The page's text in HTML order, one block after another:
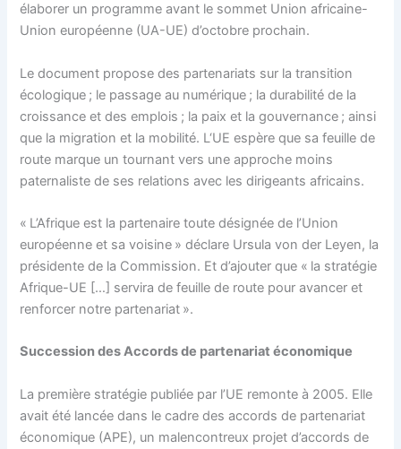
élaborer un programme avant le sommet Union africaine-
Union européenne (UA-UE) d’octobre prochain.
Le document propose des partenariats sur la transition
écologique ; le passage au numérique ; la durabilité de la
croissance et des emplois ; la paix et la gouvernance ; ainsi
que la migration et la mobilité. L‘UE espère que sa feuille de
route marque un tournant vers une approche moins
paternaliste de ses relations avec les dirigeants africains.
« L’Afrique est la partenaire toute désignée de l’Union
européenne et sa voisine » déclare Ursula von der Leyen, la
présidente de la Commission. Et d’ajouter que « la stratégie
Afrique-UE […] servira de feuille de route pour avancer et
renforcer notre partenariat ».
Succession des Accords de partenariat économique
La première stratégie publiée par l’UE remonte à 2005. Elle
avait été lancée dans le cadre des accords de partenariat
économique (APE), un malencontreux projet d’accords de